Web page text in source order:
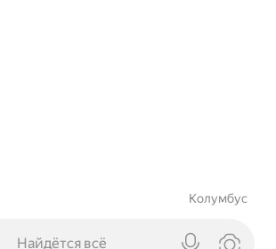
Колумбус
Найдётся всё